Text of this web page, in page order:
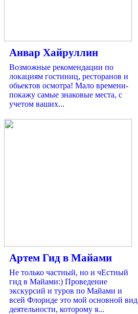
Анвар Хайруллин
Возможные рекомендации по
локациям гостиниц, ресторанов и
обьектов осмотра! Мало времени-
покажу самые знаковые места, с
учетом ваших...
Артем Гид в Майами
Не только частный, но и чЕстный
гид в Майами:) Проведение
экскурсий и туров по Майами и
всей Флориде это мой основной вид
деятельности, которому я...